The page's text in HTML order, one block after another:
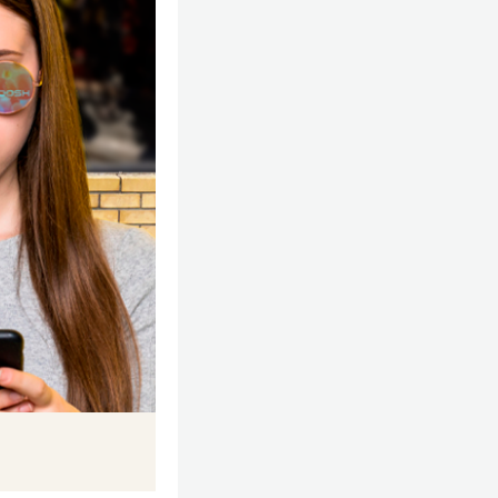
— Пермь. В
всех крупных